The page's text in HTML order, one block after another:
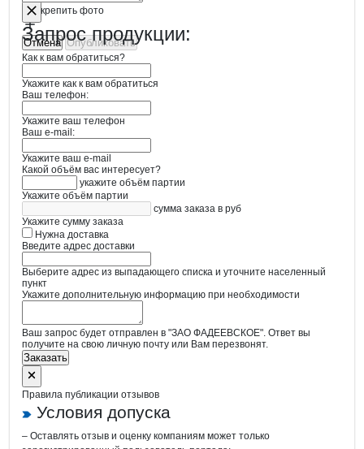
Прикрепить фото
Отмена Опубликовать
Запрос продукции:
Как к вам обратиться?
Укажите как к вам обратиться
Ваш телефон:
Укажите ваш телефон
Ваш e-mail:
Укажите ваш e-mail
Какой объём вас интересует?
укажите объём партии
Укажите объём партии
сумма заказа в руб
Укажите сумму заказа
Нужна доставка
Введите адрес доставки
Выберите адрес из выпадающего списка и уточните населенный
пункт
Укажите дополнительную информацию при необходимости
Ваш запрос будет отправлен в "ЗАО ФАДЕЕВСКОЕ". Ответ вы
получите на свою личную почту или Вам перезвонят.
Заказать
Правила публикации отзывов
Условия допуска
– Оставлять отзыв и оценку компаниям может только